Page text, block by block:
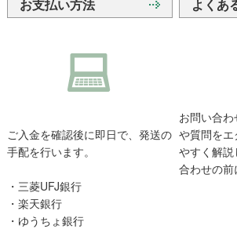
お支払い方法
ご入金を確認後に即日で、発送の
手配を行います。
・三菱UFJ銀行
・楽天銀行
・ゆうちょ銀行
よくあ
お問い合
や質問をエ
やすく解
合わせの前